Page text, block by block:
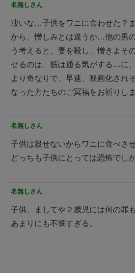
名無しさん
凄いな…子供をワニに食わせた？
から、憎しみとは違うか…他の男
う考えると、妻を殺し、憎きよそ
せるのは、筋は通る気がする…に
より奇なりで、早速、映画化され
なった方たちのご冥福をお祈りしま
名無しさん
子供は殺せないからワニに食べさ
どっちも子供にとっては恐怖でし
名無しさん
子供、ましてや２歳児には何の罪も
あまりにも不憫すぎる。